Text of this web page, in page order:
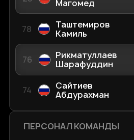
Магомед
78
Таштемиров
Камиль
76
Рикматуллаев
Шарафуддин
74
Сайтиев
Абдурахман
ПЕРСОНАЛ КОМАНДЫ